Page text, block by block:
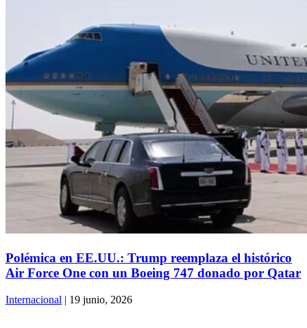
Polémica en EE.UU.: Trump reemplaza el histórico
Air Force One con un Boeing 747 donado por Qatar
Internacional | 19 junio, 2026